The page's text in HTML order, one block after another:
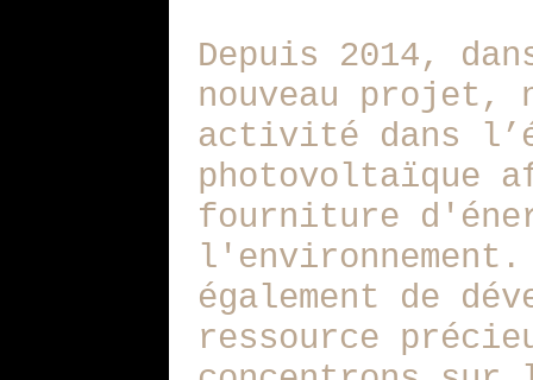
Depuis 2014,
nouveau projet,
activité dans
photovoltaïque
fourniture
également de
ressource